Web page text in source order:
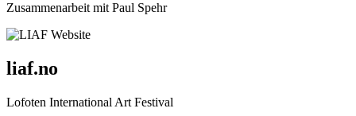
Zusammenarbeit mit Paul Spehr
liaf.no
Lofoten International Art Festival